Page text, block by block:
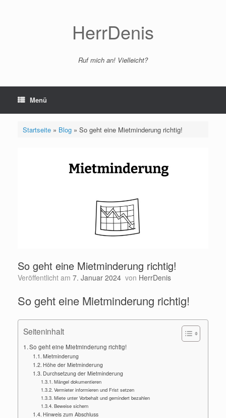
HerrDenis
Ruf mich an! Vielleicht?
Menü
Startseite» Blog» So geht eine Mietminderung richtig!
So geht eine Mietminderung richtig!
Veröffentlicht am 7. Januar 2024 von HerrDenis
So geht eine Mietminderung richtig!
Seiteninhalt
So geht eine Mietminderung richtig!
Mietminderung
Höhe der Mietminderung
Durchsetzung der Mietminderung
Mängel dokumentieren
Vermieter informieren und Frist setzen
Miete unter Vorbehalt und gemindert bezahlen
Beweise sichern
Hinweis zum Abschluss